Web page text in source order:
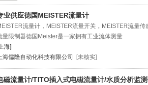
业供应德国MEISTER流量计
流量计，MEISTER流量开关，MEISTER流量
量限制器德国Meister是一家拥有工业流体测量
海]
海儒隆自动化科技有限公司
[未核实]
磁流量计/TITO插入式电磁流量计/水质分析监